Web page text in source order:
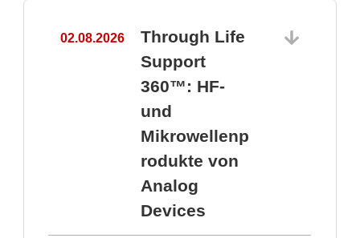
02.08.2026
Through Life
Support
360™: HF-
und
Mikrowellenp
rodukte von
Analog
Devices